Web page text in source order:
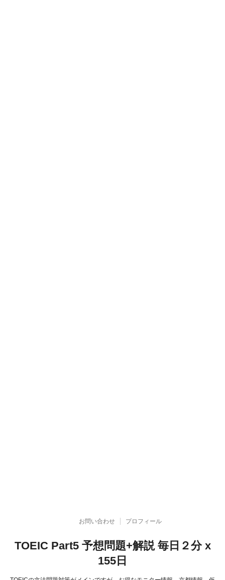
お問い合わせ プロフィール
TOEIC Part5 予想問題+解説 毎日２分 x
155日